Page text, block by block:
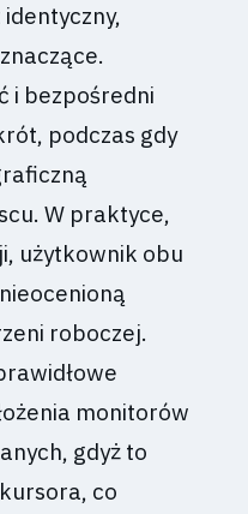
i bezpośredni
podczas gdy
W praktyce,
użytkownik obu
roboczej.
monitorów
gdyż to
co